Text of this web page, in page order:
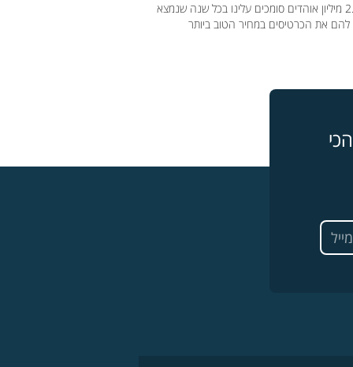
מעל 2.5 מיליון אוהדים סומכים עלינו בכל שנה שנמצא
להם את הכרטיסים במחיר הטוב ביותר